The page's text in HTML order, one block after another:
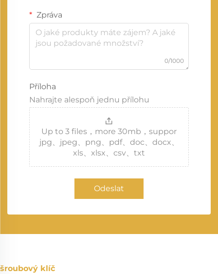
Zpráva
0/1000
Příloha
Nahrajte alespoň jednu přílohu
Up to 3 files，more 30mb，suppor
jpg、jpeg、png、pdf、doc、docx、
xls、xlsx、csv、txt
Odeslat
šroubový klíč